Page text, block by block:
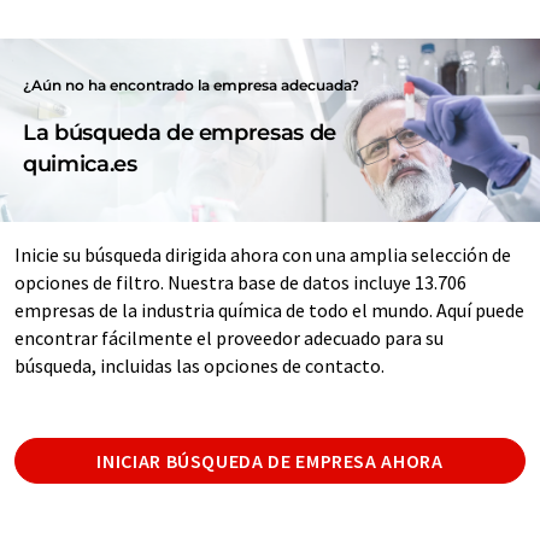
¿Aún no ha encontrado la empresa adecuada?
La búsqueda de empresas de
quimica.es
Inicie su búsqueda dirigida ahora con una amplia selección de
opciones de filtro. Nuestra base de datos incluye 13.706
empresas de la industria química de todo el mundo. Aquí puede
encontrar fácilmente el proveedor adecuado para su
búsqueda, incluidas las opciones de contacto.
INICIAR BÚSQUEDA DE EMPRESA AHORA